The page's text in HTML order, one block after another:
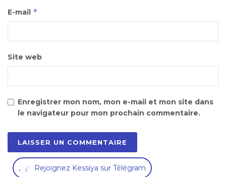
E-mail *
Site web
Enregistrer mon nom, mon e-mail et mon site dans
le navigateur pour mon prochain commentaire.
, Rejoignez Kessiya sur Télégram